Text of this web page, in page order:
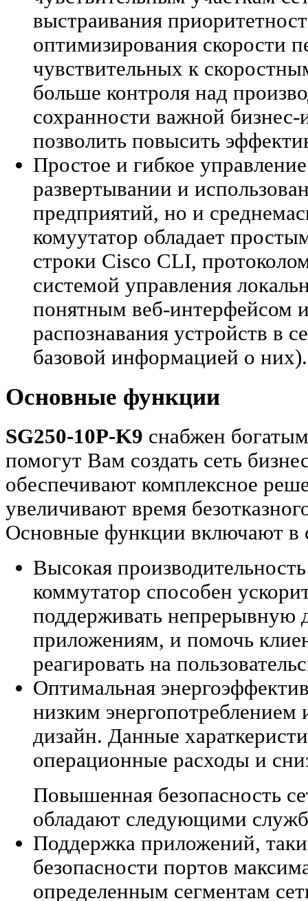
выстраивания
оптимизирования скорости
чувствительных к
больше контроля над
сохранности важной
позволить повысить
Простое и гибкое
развертывании и
предприятий, но и
комуутатор обладает
строки Cisco CLI,
системой управления
понятным веб-интерфейсом
распознавания устройств в
базовой информацией о них).
Основные функции
SG250-10P-K9 снабжен
помогут Вам создать сеть
обеспечивают комплексное
увеличивают время
Основные функции включают в
Высокая
коммутатор способен
поддерживать непрерывную
приложениям, и помочь
реагировать на
Оптимальная
низким энергопотреблением
дизайн. Данные
операционные расходы и
Повышенная безопасность
обладают следующими
Поддержка приложений,
безопасности портов
определенным сегментам